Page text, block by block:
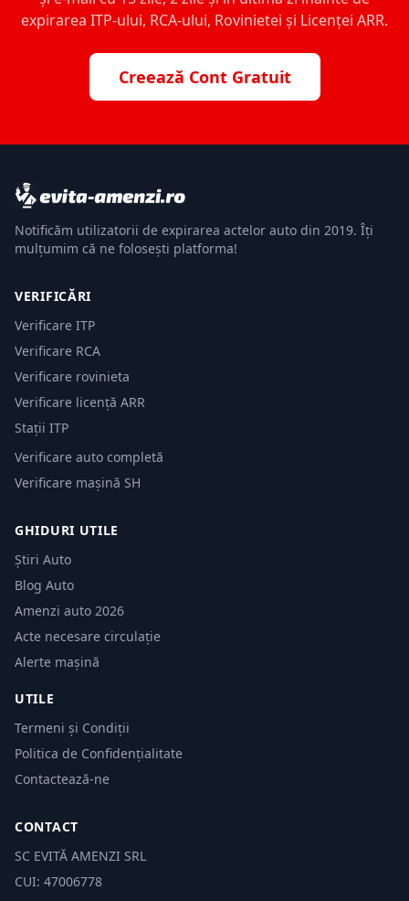
expirarea ITP-ului, RCA-ului, Rovinietei și Licenței ARR.
Creează Cont Gratuit
Notificăm utilizatorii de expirarea actelor auto din 2019. Îți
mulțumim că ne folosești platforma!
VERIFICĂRI
Verificare ITP
Verificare RCA
Verificare rovinieta
Verificare licență ARR
Stații ITP
Verificare auto completă
Verificare mașină SH
GHIDURI UTILE
Știri Auto
Blog Auto
Amenzi auto 2026
Acte necesare circulație
Alerte mașină
UTILE
Termeni și Condiții
Politica de Confidențialitate
Contactează-ne
CONTACT
SC EVITĂ AMENZI SRL
CUI: 47006778